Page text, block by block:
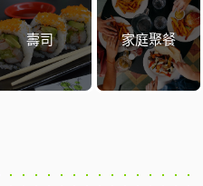
壽司 家庭聚餐